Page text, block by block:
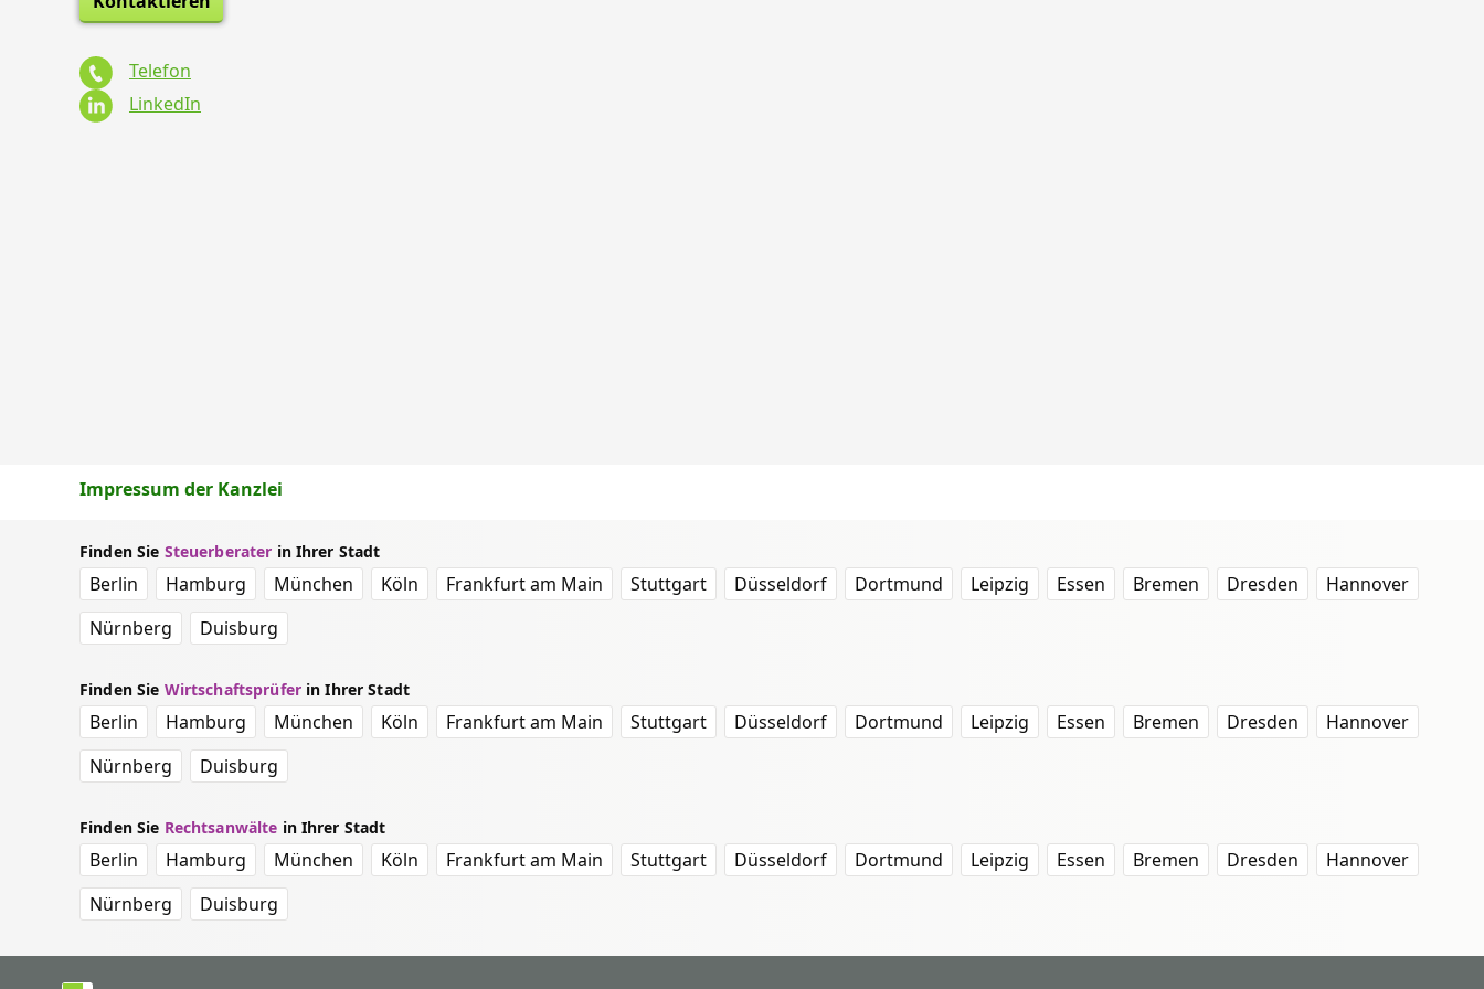
Telefon
LinkedIn
Impressum der Kanzlei
Finden Sie Steuerberater in Ihrer Stadt
Berlin Hamburg München Köln Frankfurt am Main Stuttgart Düsseldorf Dortmund Leipzig Essen Bremen Dresden
Hannover
Nürnberg
Duisburg
Finden Sie Wirtschaftsprüferin Ihrer Stadt
Berlin Hamburg München Köln Frankfurt am Main Stuttgart Düsseldorf Dortmund Leipzig Essen Bremen Dresden
Hannover
Nürnberg
Duisburg
Finden Sie Rechtsanwälte in Ihrer Stadt
Berlin Hamburg München Köln Frankfurt am Main Stuttgart Düsseldorf Dortmund Leipzig Essen Bremen Dresden
Hannover
Nürnberg
Duisburg